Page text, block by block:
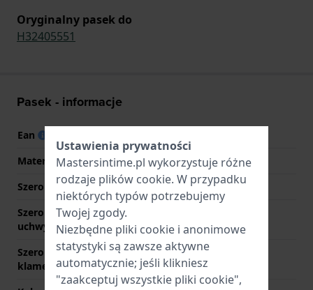
Oryginalny pasek do
H32405551
Pasek - informacje
Ean
Materiał Paska
Skóra
Szerokość uchwytu
18 mm
Szerokość między
uchwytami
Szerokość paska przy
klamerce
1620 mm
Ustawienia prywatności
Mastersintime.pl wykorzystuje różne
rodzaje plików cookie. W przypadku
niektórych typów potrzebujemy
Twojej zgody.
Niezbędne pliki cookie i anonimowe
statystyki są zawsze aktywne
automatycznie; jeśli klikniesz
"zaakceptuj wszystkie pliki cookie",